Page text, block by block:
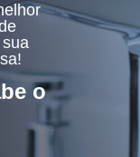
o